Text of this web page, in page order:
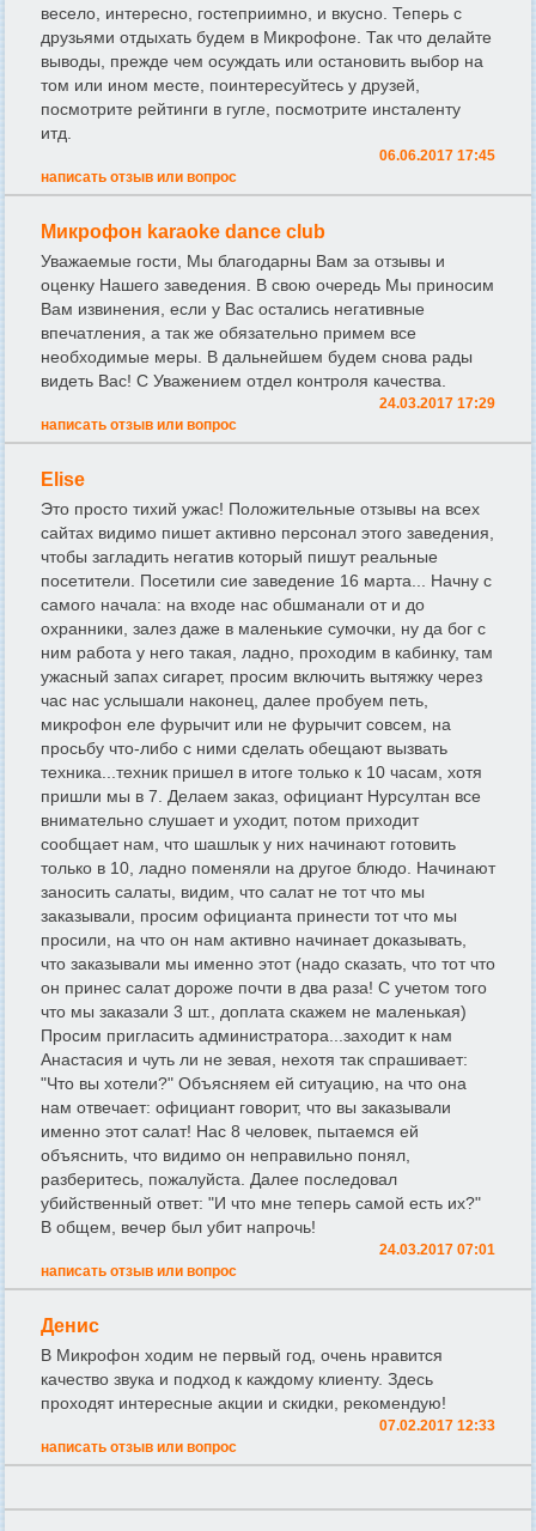
весело, интересно, гостеприимно, и вкусно. Теперь с
друзьями отдыхать будем в Микрофоне. Так что делайте
выводы, прежде чем осуждать или остановить выбор на
том или ином месте, поинтересуйтесь у друзей,
посмотрите рейтинги в гугле, посмотрите инсталенту
итд.
06.06.2017 17:45
написать отзыв или вопрос
Микрофон karaoke dance club
Уважаемые гости, Мы благодарны Вам за отзывы и
оценку Нашего заведения. В свою очередь Мы приносим
Вам извинения, если у Вас остались негативные
впечатления, а так же обязательно примем все
необходимые меры. В дальнейшем будем снова рады
видеть Вас! С Уважением отдел контроля качества.
24.03.2017 17:29
написать отзыв или вопрос
Elise
Это просто тихий ужас! Положительные отзывы на всех
сайтах видимо пишет активно персонал этого заведения,
чтобы загладить негатив который пишут реальные
посетители. Посетили сие заведение 16 марта... Начну с
самого начала: на входе нас обшманали от и до
охранники, залез даже в маленькие сумочки, ну да бог с
ним работа у него такая, ладно, проходим в кабинку, там
ужасный запах сигарет, просим включить вытяжку через
час нас услышали наконец, далее пробуем петь,
микрофон еле фурычит или не фурычит совсем, на
просьбу что-либо с ними сделать обещают вызвать
техника...техник пришел в итоге только к 10 часам, хотя
пришли мы в 7. Делаем заказ, официант Нурсултан все
внимательно слушает и уходит, потом приходит
сообщает нам, что шашлык у них начинают готовить
только в 10, ладно поменяли на другое блюдо. Начинают
заносить салаты, видим, что салат не тот что мы
заказывали, просим официанта принести тот что мы
просили, на что он нам активно начинает доказывать,
что заказывали мы именно этот (надо сказать, что тот что
он принес салат дороже почти в два раза! С учетом того
что мы заказали 3 шт., доплата скажем не маленькая)
Просим пригласить администратора...заходит к нам
Анастасия и чуть ли не зевая, нехотя так спрашивает:
"Что вы хотели?" Объясняем ей ситуацию, на что она
нам отвечает: официант говорит, что вы заказывали
именно этот салат! Нас 8 человек, пытаемся ей
объяснить, что видимо он неправильно понял,
разберитесь, пожалуйста. Далее последовал
убийственный ответ: "И что мне теперь самой есть их?"
В общем, вечер был убит напрочь!
24.03.2017 07:01
написать отзыв или вопрос
Денис
В Микрофон ходим не первый год, очень нравится
качество звука и подход к каждому клиенту. Здесь
проходят интересные акции и скидки, рекомендую!
07.02.2017 12:33
написать отзыв или вопрос